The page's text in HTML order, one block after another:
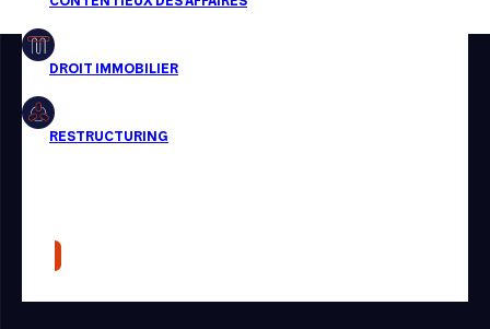
Restructuring
Presse